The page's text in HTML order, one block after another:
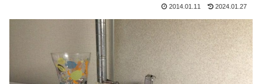
2014.01.11 2024.01.27